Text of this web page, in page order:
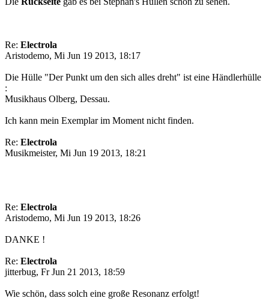
Re: Electrola
Aristodemo, Mi Jun 19 2013, 18:17
Die Hülle "Der Punkt um den sich alles dreht" ist eine Händlerhülle
:
Musikhaus Olberg, Dessau.
Ich kann mein Exemplar im Moment nicht finden.
Re: Electrola
Musikmeister, Mi Jun 19 2013, 18:21
Re: Electrola
Aristodemo, Mi Jun 19 2013, 18:26
DANKE !
Re: Electrola
jitterbug, Fr Jun 21 2013, 18:59
Wie schön, dass solch eine große Resonanz erfolgt!